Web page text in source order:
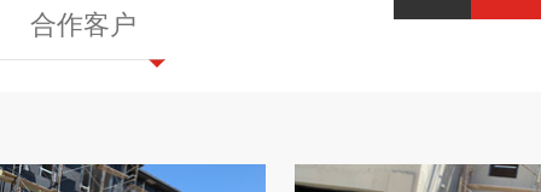
合作客户